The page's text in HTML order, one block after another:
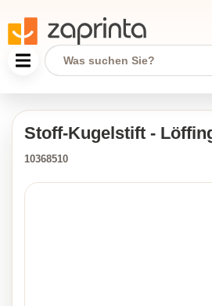
Stoff-Kugelstift -
10368510